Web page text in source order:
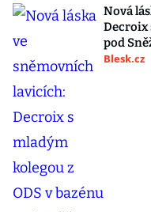
Nová
Decroix
pod
Blesk.cz